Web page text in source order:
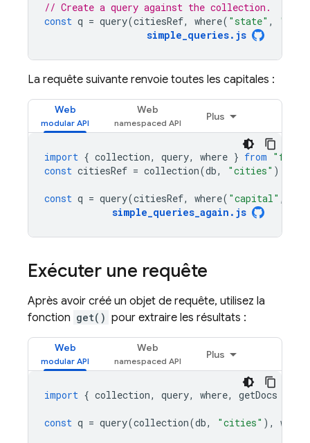
// Create a query against the collection.
const q = query(citiesRef, where( "state" , "=="
simple_queries. js
La requête suivante renvoie toutes les capitales :
Web Web
Plus
import { collection, query, where } from
const citiesRef = collection(db, "cities" );
const q = query(citiesRef, where( "capital" ,
simple_queries_again . js
Exécuter une requête
Après avoir créé un objet de requête, utilisez la
fonction get() pour extraire les résultats :
Web Web
Plus
import { collection, query, where, getDocs
const q = query(collection(db, "cities" ), where